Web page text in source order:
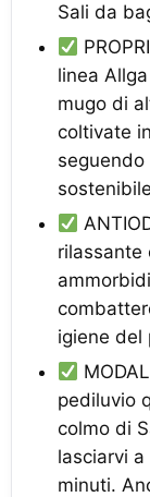
Sali da
linea
mugo di
coltivate
seguendo
rilassante
igiene del
pediluvio
colmo di
lasciarvi
minuti.